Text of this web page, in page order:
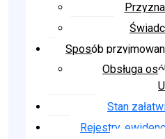
Sposób
Obsługa
Stan
Rejestry,